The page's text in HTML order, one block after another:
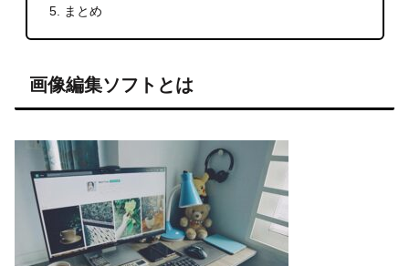
まとめ
画像編集ソフトとは